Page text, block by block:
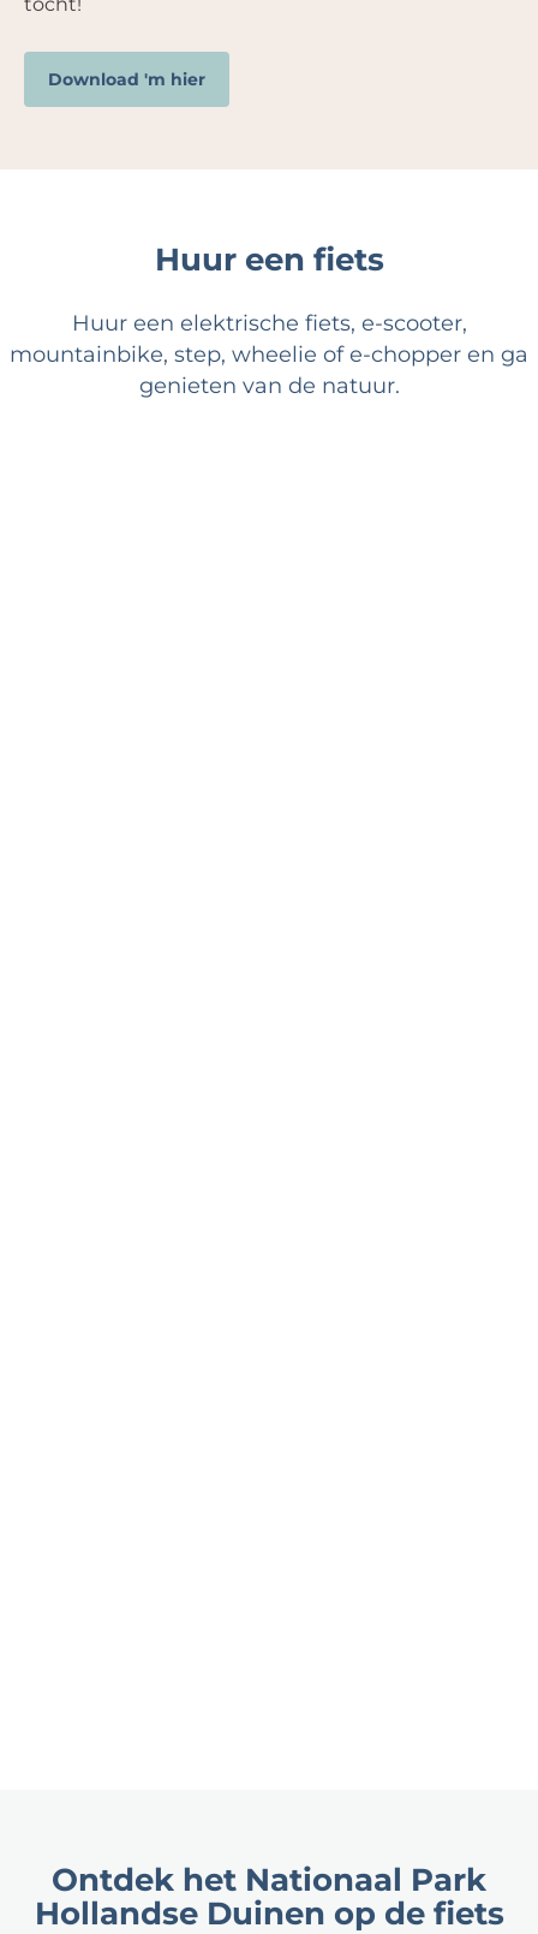
Download 'm hier
Huur een fiets
Huur een elektrische fiets, e-scooter,
mountainbike, step, wheelie of e-chopper en ga
genieten van de natuur.
Ontdek het Nationaal Park
Hollandse Duinen op de fiets